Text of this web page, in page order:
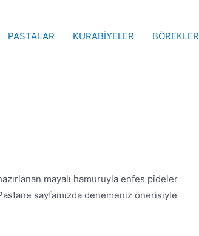
PASTALAR KURABİYELER BÖREKLER
mayalı hamuruyla enfes pideler
sayfamızda denemeniz önerisiyle